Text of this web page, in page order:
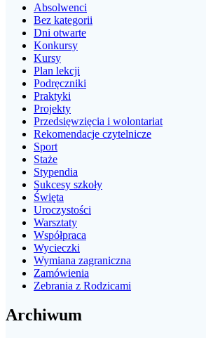
Absolwenci
Bez kategorii
Dni otwarte
Konkursy
Kursy
Plan lekcji
Podręczniki
Praktyki
Projekty
Przedsięwzięcia i wolontariat
Rekomendacje czytelnicze
Sport
Staże
Stypendia
Sukcesy szkoły
Święta
Uroczystości
Warsztaty
Współpraca
Wycieczki
Wymiana zagraniczna
Zamówienia
Zebrania z Rodzicami
Archiwum